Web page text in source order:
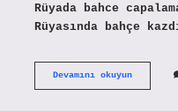
Rüyada bahce
Rüyasında bahçe
Devamını okuyunBahçe